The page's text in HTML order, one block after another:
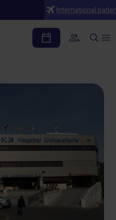
International